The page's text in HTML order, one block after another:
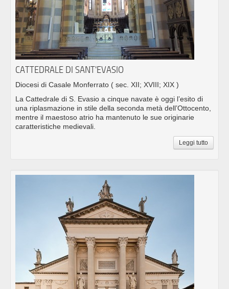
CATTEDRALE DI SANT'EVASIO
Diocesi di Casale Monferrato ( sec. XII; XVIII; XIX )
La Cattedrale di S. Evasio a cinque navate è oggi l’esito di
una riplasmazione in stile della seconda metà dell’Ottocento,
mentre il maestoso atrio ha mantenuto le sue originarie
caratteristiche medievali.
Leggi tutto